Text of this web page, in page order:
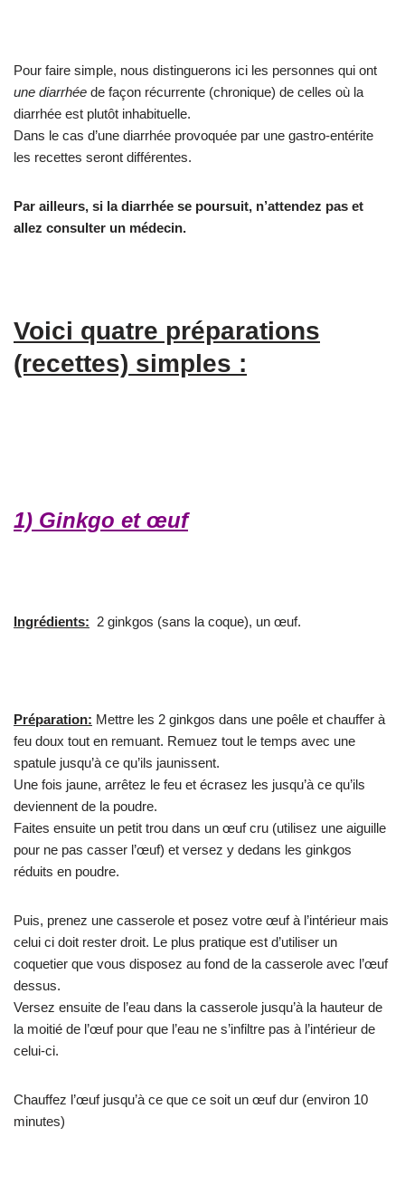
Pour faire simple, nous distinguerons ici les personnes qui ont
une diarrhée de façon récurrente (chronique) de celles où la
diarrhée est plutôt inhabituelle.
Dans le cas d’une diarrhée provoquée par une gastro-entérite
les recettes seront différentes.
Par ailleurs, si la diarrhée se poursuit, n’attendez pas et
allez consulter un médecin.
Voici quatre préparations
(recettes) simples :
1) Ginkgo et œuf
Ingrédients: 2 ginkgos (sans la coque), un œuf.
Préparation: Mettre les 2 ginkgos dans une poêle et chauffer à
feu doux tout en remuant. Remuez tout le temps avec une
spatule jusqu’à ce qu’ils jaunissent.
Une fois jaune, arrêtez le feu et écrasez les jusqu’à ce qu’ils
deviennent de la poudre.
Faites ensuite un petit trou dans un œuf cru (utilisez une aiguille
pour ne pas casser l’œuf) et versez y dedans les ginkgos
réduits en poudre.
Puis, prenez une casserole et posez votre œuf à l’intérieur mais
celui ci doit rester droit. Le plus pratique est d’utiliser un
coquetier que vous disposez au fond de la casserole avec l’œuf
dessus.
Versez ensuite de l’eau dans la casserole jusqu’à la hauteur de
la moitié de l’œuf pour que l’eau ne s’infiltre pas à l’intérieur de
celui-ci.
Chauffez l’œuf jusqu’à ce que ce soit un œuf dur (environ 10
minutes)